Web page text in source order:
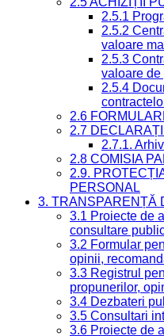
2.5.1
2.5.2
valoare
2.5.3
valoare de
2.5.4
2.6
2.7
2.7.1.
2.8 COMISIA
2.9.
PERSONAL
3. TRANSPARENȚĂ
3.1 Proiecte de
consultare
3.2 Formular
opinii,
3.3 Registrul
propunerilor,
3.4 Dezbateri
3.5 Consultari
3.6 Proiecte de